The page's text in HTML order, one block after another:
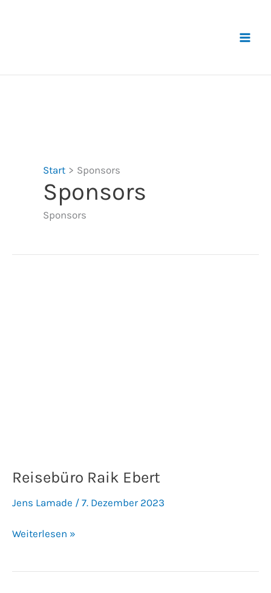
Start Sponsors
Sponsors
Sponsors
Reisebüro Raik Ebert
Jens Lamade / 7. Dezember 2023
Weiterlesen »